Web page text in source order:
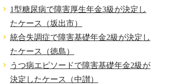
1型糖尿病で障害厚生年金3級が決定し
たケース（坂出市）
統合失調症で障害基礎年金2級が決定し
たケース（徳島）
うつ病エピソードで障害基礎年金2級が
決定したケース（中讃）